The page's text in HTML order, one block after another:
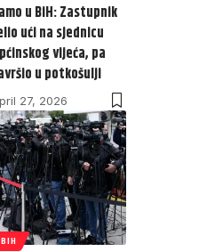
u BiH: Zastupnik
ući na sjednicu
vijeća, pa
u potkošulji
27, 2026
BIH